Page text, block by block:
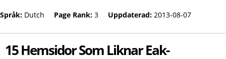
Språk: Dutch Page Rank: 3 Uppdaterad: 2013-08-07
15 Hemsidor Som Liknar Eak-